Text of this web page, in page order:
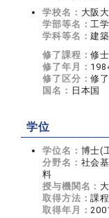
学校名： 大阪
学部等名：工
学科等名：建
修了課程：修
修了年月：
修了区分：修了
国名： 日本国
学位
学位名： 博士(
分野名： 社会
料
授与機関名：
取得方法：課程
取得年月：